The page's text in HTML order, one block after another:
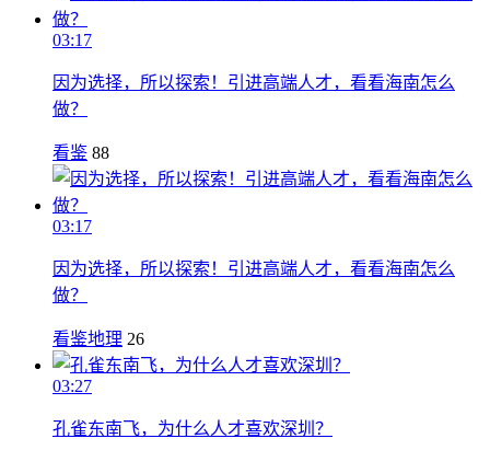
03:17
因为选择，所以探索！引进高端人才，看看海南怎么
做？
看鉴 88
03:17
因为选择，所以探索！引进高端人才，看看海南怎么
做？
看鉴地理 26
03:27
孔雀东南飞，为什么人才喜欢深圳？